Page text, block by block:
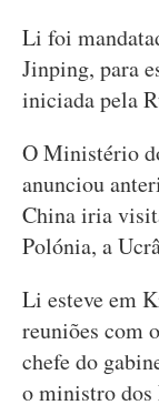
Li foi
Jinping, para
iniciada pela
O Ministério
anunciou
China iria
Polónia, a
Li esteve em
reuniões com
chefe do
o ministro dos